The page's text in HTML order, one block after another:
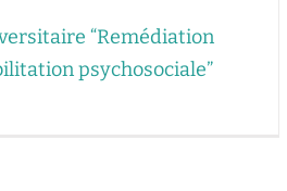
“Remédiation
psychosociale”